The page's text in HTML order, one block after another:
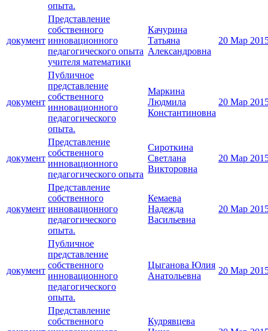
опыта.
документ
Представление
собственного
инновационного
педагогического опыта
учителя математики
Качурина
Татьяна
Александровна
20 Мар
документ
Публичное
представление
собственного
инновационного
педагогического
опыта.
Маркина
Людмила
Константиновна
20 Мар
документ
Представление
собственного
инновационного
педагогического опыта
Сироткина
Светлана
Викторовна
20 Мар
документ
Представление
собственного
инновационного
педагогического
опыта.
Кемаева
Надежда
Васильевна
20 Мар
документ
Публичное
представление
собственного
инновационного
педагогического
опыта.
Цыганова Юлия
Анатольевна
20 Мар
Представление
собственного
Кудрявцева